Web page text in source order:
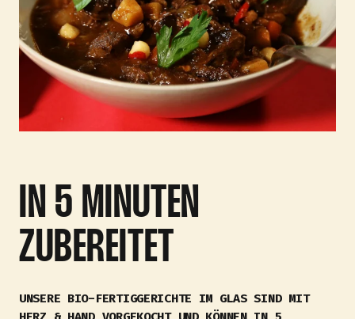
IN 5 MINUTEN
ZUBEREITET
UNSERE BIO-FERTIGGERICHTE IM GLAS SIND MIT